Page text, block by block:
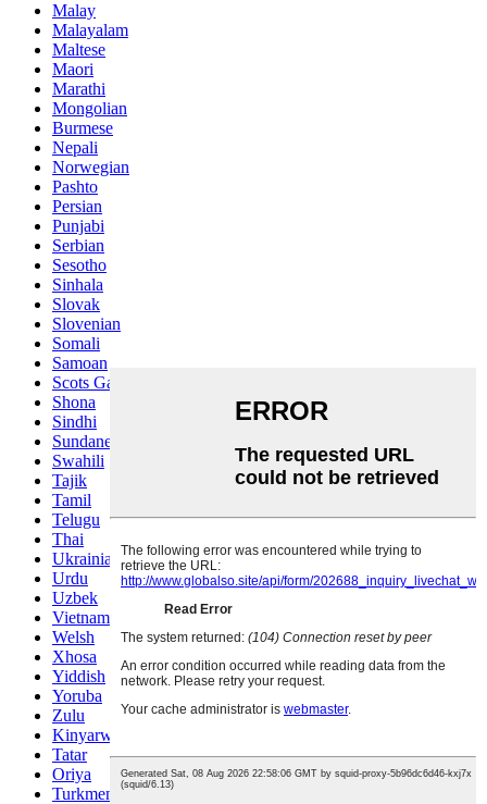
Malay
Malayalam
Maltese
Maori
Marathi
Mongolian
Burmese
Nepali
Norwegian
Pashto
Persian
Punjabi
Serbian
Sesotho
Sinhala
Slovak
Slovenian
Somali
Samoan
Scots Gaelic
Shona
Sindhi
Sundanese
Swahili
Tajik
Tamil
Telugu
Thai
Ukrainian
Urdu
Uzbek
Vietnamese
Welsh
Xhosa
Yiddish
Yoruba
Zulu
Kinyarwanda
Tatar
Oriya
Turkmen